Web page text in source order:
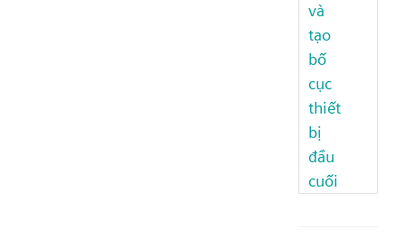
và
tạo
bố
cục
thiết
bị
đầu
cuối